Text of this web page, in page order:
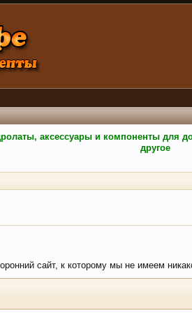
аксессуары и компоненты
другое
сайт, к которому мы не имеем